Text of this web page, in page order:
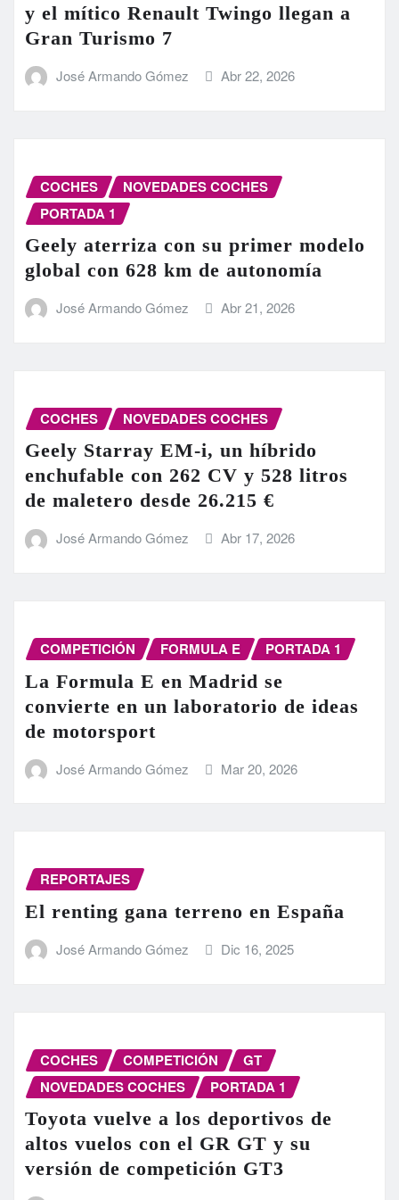
y el mítico Renault Twingo llegan a
Gran Turismo 7
José Armando Gómez Abr 22, 2026
COCHES
NOVEDADES COCHES
PORTADA 1
Geely aterriza con su primer modelo
global con 628 km de autonomía
José Armando Gómez Abr 21, 2026
COCHES NOVEDADES COCHES
Geely Starray EM-i, un híbrido
enchufable con 262 CV y 528 litros
de maletero desde 26.215 €
José Armando Gómez Abr 17, 2026
COMPETICIÓN FORMULA E PORTADA 1
La Formula E en Madrid se
convierte en un laboratorio de ideas
de motorsport
José Armando Gómez Mar 20, 2026
REPORTAJES
El renting gana terreno en España
José Armando Gómez Dic 16, 2025
COCHES COMPETICIÓN
GT
NOVEDADES COCHES
PORTADA 1
Toyota vuelve a los deportivos de
altos vuelos con el GR GT y su
versión de competición GT3